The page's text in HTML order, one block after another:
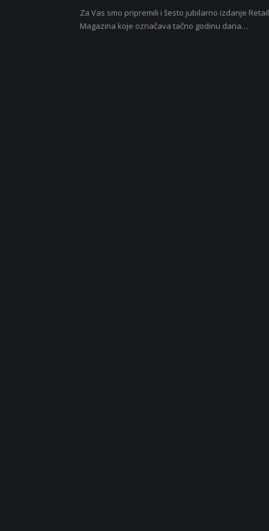
Za Vas smo pripremili i šesto jubilarno izdanje Retail
Magazina koje označava tačno godinu dana…